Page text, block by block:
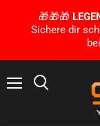
🎁🎁🎁
Sichere dir